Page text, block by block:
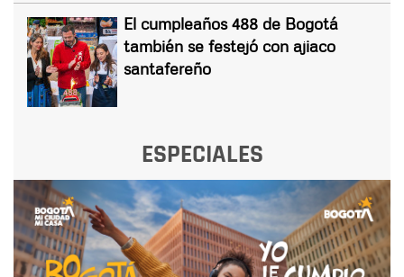
El cumpleaños 488 de Bogotá
también se festejó con ajiaco
santafereño
ESPECIALES